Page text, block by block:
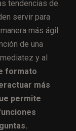
tendencias de
servir para
más ágil
de una
y al
formato
más
permite